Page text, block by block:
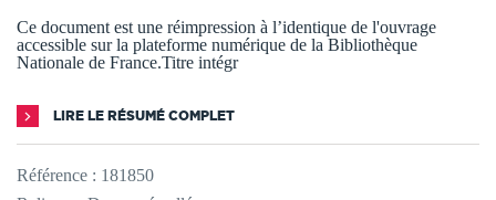
Ce document est une réimpression à l’identique de l'ouvrage
accessible sur la plateforme numérique de la Bibliothèque
Nationale de France.Titre intégr
LIRE LE RÉSUMÉ COMPLET
Référence : 181850